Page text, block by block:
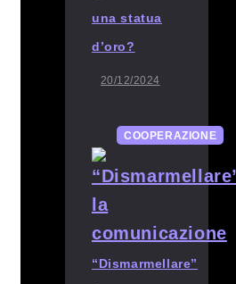
una statua
d’oro?
20/12/2024
COOPERAZIONE
“Dismarmellare”